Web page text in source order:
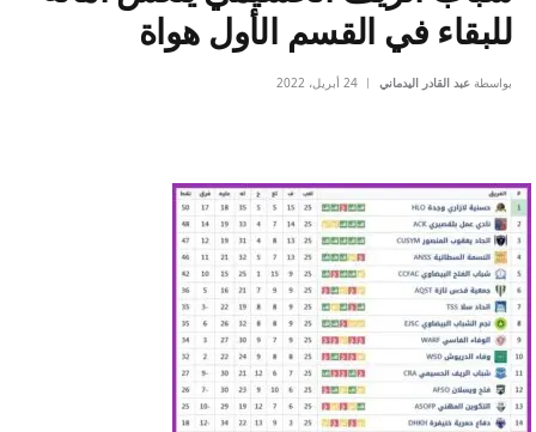
للبقاء في القسم الأول هواة
بواسطة عبد القادر اليدماني 24 أبريل، 2022